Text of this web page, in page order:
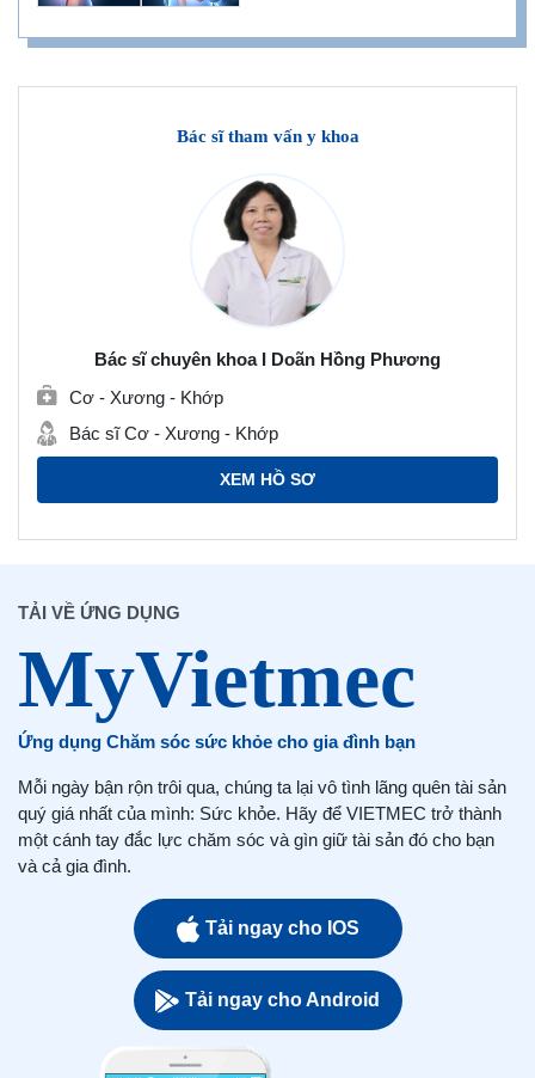
Bác sĩ tham vấn y khoa
Bác sĩ chuyên khoa I Doãn Hồng Phương
Cơ - Xương - Khớp
Bác sĩ Cơ - Xương - Khớp
XEM HỒ SƠ
TẢI VỀ ỨNG DỤNG
Ứng dụng Chăm sóc sức khỏe cho gia đình bạn
Mỗi ngày bận rộn trôi qua, chúng ta lại vô tình lãng quên tài sản
quý giá nhất của mình: Sức khỏe. Hãy để VIETMEC trở thành
một cánh tay đắc lực chăm sóc và gìn giữ tài sản đó cho bạn
và cả gia đình.
Tải ngay cho IOS
Tải ngay cho Android